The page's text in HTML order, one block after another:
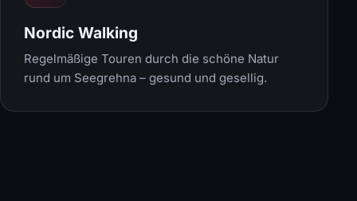
Nordic Walking
Regelmäßige Touren durch die schöne Natur
rund um Seegrehna – gesund und gesellig.